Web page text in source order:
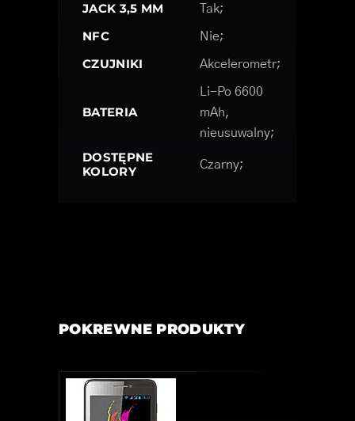
JACK 3,5 MM Tak;
NFC Nie;
CZUJNIKI Akcelerometr;
BATERIA
Li-Po 6600
mAh,
nieusuwalny;
DOSTĘPNE
KOLORY
Czarny;
POKREWNE PRODUKTY